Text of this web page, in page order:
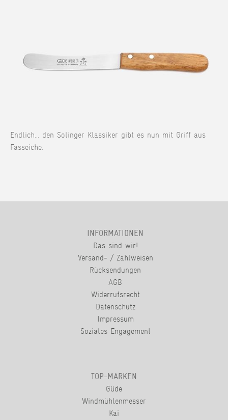
Endlich... den Solinger Klassiker gibt es nun mit Griff aus
Fasseiche.
INFORMATIONEN
Das sind wir!
Versand- / Zahlweisen
Rücksendungen
AGB
Widerrufsrecht
Datenschutz
Impressum
Soziales Engagement
TOP-MARKEN
Güde
Windmühlenmesser
Kai